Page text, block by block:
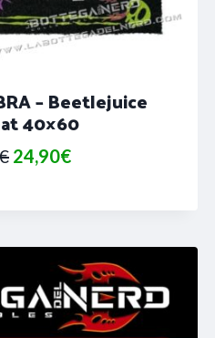
– Beetlejuice
40×60
Il
era:
29,90€.
24,90€Il
è:
24,90€.